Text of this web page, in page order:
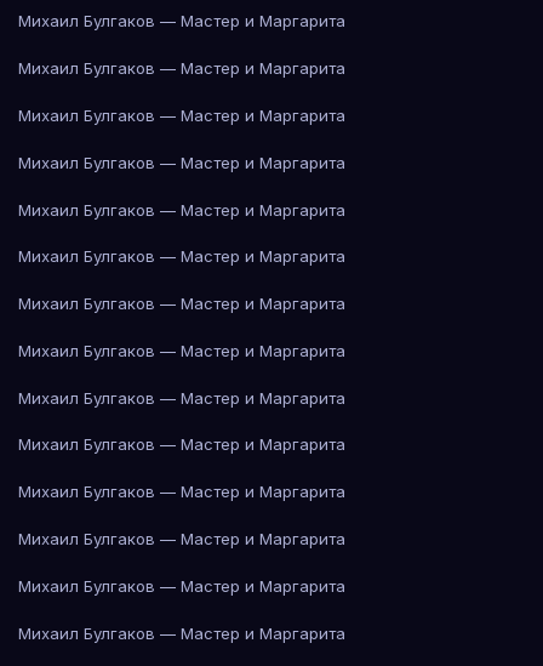
Михаил Булгаков — Мастер и Маргарита
Михаил Булгаков — Мастер и Маргарита
Михаил Булгаков — Мастер и Маргарита
Михаил Булгаков — Мастер и Маргарита
Михаил Булгаков — Мастер и Маргарита
Михаил Булгаков — Мастер и Маргарита
Михаил Булгаков — Мастер и Маргарита
Михаил Булгаков — Мастер и Маргарита
Михаил Булгаков — Мастер и Маргарита
Михаил Булгаков — Мастер и Маргарита
Михаил Булгаков — Мастер и Маргарита
Михаил Булгаков — Мастер и Маргарита
Михаил Булгаков — Мастер и Маргарита
Михаил Булгаков — Мастер и Маргарита